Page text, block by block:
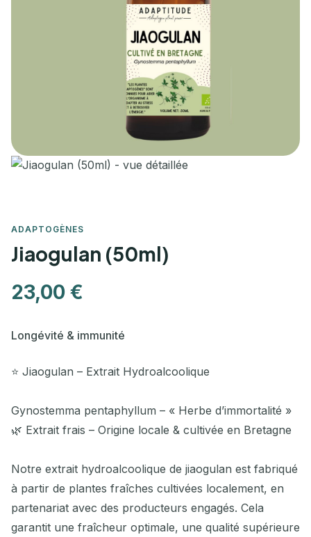
ADAPTOGÈNES
Jiaogulan (50ml)
23,00 €
Longévité & immunité
⭐ Jiaogulan – Extrait Hydroalcoolique
Gynostemma pentaphyllum – « Herbe d’immortalité »
🌿 Extrait frais – Origine locale & cultivée en Bretagne
Notre extrait hydroalcoolique de jiaogulan est fabriqué
à partir de plantes fraîches cultivées localement, en
partenariat avec des producteurs engagés. Cela
garantit une fraîcheur optimale, une qualité supérieure